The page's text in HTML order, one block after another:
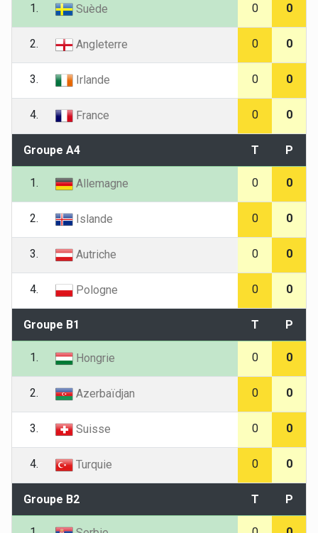
1. Suède 0 0
2. Angleterre 0 0
3. Irlande 0 0
4. France 0 0
Groupe A4 T P
1. Allemagne 0 0
2. Islande 0 0
3. Autriche 0 0
4. Pologne 0 0
Groupe B1 T P
1. Hongrie 0 0
2. Azerbaïdjan 0 0
3. Suisse 0 0
4. Turquie 0 0
Groupe B2 T P